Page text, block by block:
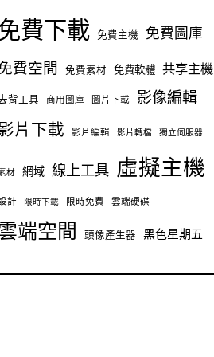
費下載 免費主機 免費圖庫
費空間 免費素材 免費軟體 共享主機
背工具 商用圖庫 圖片下載 影像編輯
片下載 影片編輯 影片轉檔 獨立伺服器
材 網域 線上工具 虛擬主機
計 限時下載 限時免費 雲端硬碟
端空間 頭像產生器 黑色星期五